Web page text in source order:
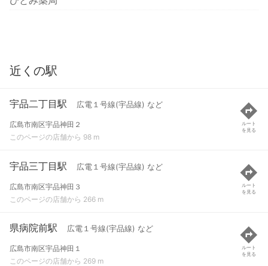
近くの駅
宇品二丁目駅 広電１号線(宇品線) など
広島市南区宇品神田２
このページの店舗から 98 m
ルート
を見る
宇品三丁目駅 広電１号線(宇品線) など
広島市南区宇品神田３
このページの店舗から 266 m
ルート
を見る
県病院前駅 広電１号線(宇品線) など
広島市南区宇品神田１
このページの店舗から 269 m
ルート
を見る